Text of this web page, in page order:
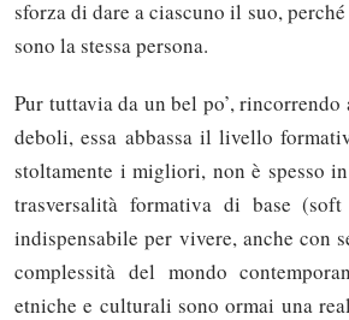
sforza di dare a ciascuno il suo,
sono la stessa persona.
Pur tuttavia da un bel po’,
deboli, essa abbassa il livello
stoltamente i migliori, non è spesso
trasversalità formativa di base
indispensabile per vivere, anche con
complessità del mondo
etniche e culturali sono ormai una